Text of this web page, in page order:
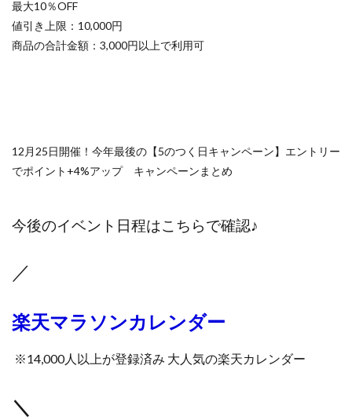
最大10％OFF
値引き上限：10,000円
商品の合計金額：3,000円以上で利用可
12月25日開催！今年最後の【5のつく日キャンペーン】エントリー
でポイント+4%アップ キャンペーンまとめ
今後のイベント日程はこちらで確認♪
／
楽天マラソンカレンダー
※14,000人以上が登録済み 大人気の楽天カレンダー
＼